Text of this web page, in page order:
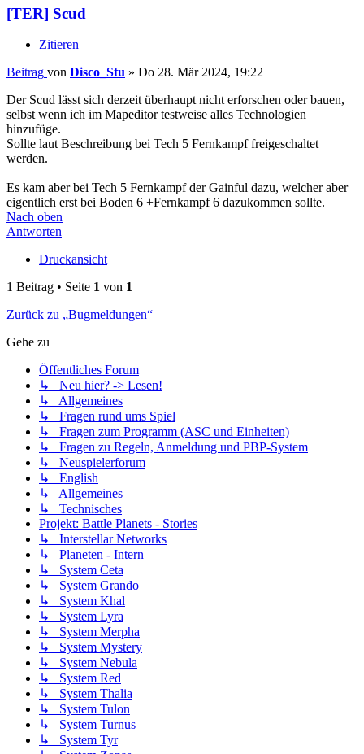
[TER] Scud
Zitieren
Beitrag von Disco_Stu » Do 28. Mär 2024, 19:22
Der Scud lässt sich derzeit überhaupt nicht erforschen oder bauen,
selbst wenn ich im Mapeditor testweise alles Technologien
hinzufüge.
Sollte laut Beschreibung bei Tech 5 Fernkampf freigeschaltet
werden.
Es kam aber bei Tech 5 Fernkampf der Gainful dazu, welcher aber
eigentlich erst bei Boden 6 +Fernkampf 6 dazukommen sollte.
Nach oben
Antworten
Druckansicht
1 Beitrag • Seite 1 von 1
Zurück zu „Bugmeldungen“
Gehe zu
Öffentliches Forum
↳ Neu hier? -> Lesen!
↳ Allgemeines
↳ Fragen rund ums Spiel
↳ Fragen zum Programm (ASC und Einheiten)
↳ Fragen zu Regeln, Anmeldung und PBP-System
↳ Neuspielerforum
↳ English
↳ Allgemeines
↳ Technisches
Projekt: Battle Planets - Stories
↳ Interstellar Networks
↳ Planeten - Intern
↳ System Ceta
↳ System Grando
↳ System Khal
↳ System Lyra
↳ System Merpha
↳ System Mystery
↳ System Nebula
↳ System Red
↳ System Thalia
↳ System Tulon
↳ System Turnus
↳ System Tyr